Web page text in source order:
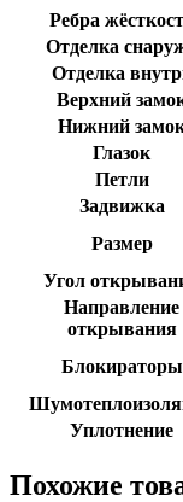
Ребра
Отделка
Отделка
Верхний
Нижний
Глазок
Петли
Задвижка
Размер
Угол
Направление
открывания
Блокираторы
Уплотнение
Похожие